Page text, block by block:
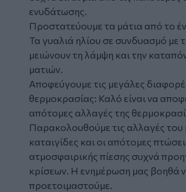
ενυδάτωσης.
Προστατεύουμε τα μάτια από το
Τα γυαλιά ηλίου σε συνδυασμό με
μειώνουν τη λάμψη και την
ματιών.
Αποφεύγουμε τις μεγάλες
θερμοκρασίας: Καλό είναι να
απότομες αλλαγές της
Παρακολουθούμε τις αλλαγές του
καταιγίδες και οι απότομες
ατμοσφαιρικής πίεσης συχνά
κρίσεων. Η ενημέρωση μας βοηθά
προετοιμαστούμε.